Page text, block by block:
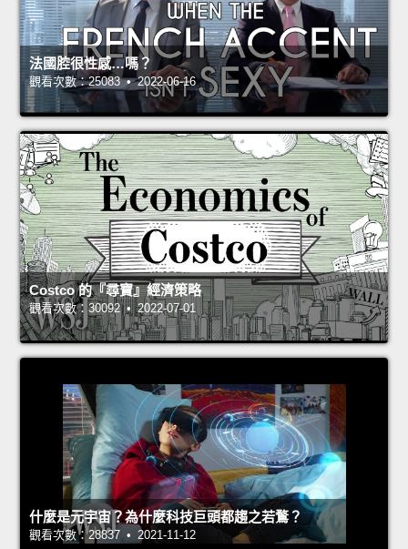
法國腔很性感…嗎？
觀看次數：25083 • 2022-06-16
Costco 的『尋寶』經濟策略
觀看次數：30092 • 2022-07-01
什麼是元宇宙？為什麼科技巨頭都趨之若鶩？
觀看次數：28837 • 2021-11-12